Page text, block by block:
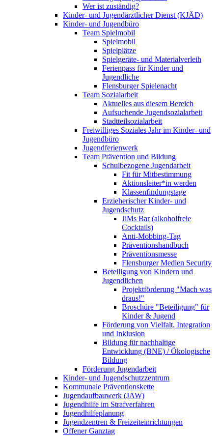
Wer ist zuständig?
Kinder- und Jugendärztlicher Dienst (KJÄD)
Kinder- und Jugendbüro
Team Spielmobil
Spielmobil
Spielplätze
Spielgeräte- und Materialverleih
Ferienpass für Kinder und
Jugendliche
Flensburger Spielenacht
Team Sozialarbeit
Aktuelles aus diesem Bereich
Aufsuchende Jugendsozialarbeit
Stadtteilsozialarbeit
Freiwilliges Soziales Jahr im Kinder- und
Jugendbüro
Jugendferienwerk
Team Prävention und Bildung
Schulbezogene Jugendarbeit
Fit für Mitbestimmung
Aktionsleiter*in werden
Klassenfindungstage
Erzieherischer Kinder- und
Jugendschutz
JiMs Bar (alkoholfreie
Cocktails)
Anti-Mobbing-Tag
Präventionshandbuch
Präventionsmesse
Flensburger Medien Security
Beteiligung von Kindern und
Jugendlichen
Projektförderung "Mach was
draus!"
Broschüre "Beteiligung" für
Kinder & Jugend
Förderung von Vielfalt, Integration
und Inklusion
Bildung für nachhaltige
Entwicklung (BNE) / Ökologische
Bildung
Förderung Jugendarbeit
Kinder- und Jugendschutzzentrum
Kommunale Präventionskette
Jugendaufbauwerk (JAW)
Jugendhilfe im Strafverfahren
Jugendhilfeplanung
Jugendzentren & Freizeiteinrichtungen
Offener Ganztag